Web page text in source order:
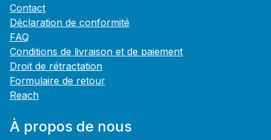
Contact
Déclaration de conformité
FAQ
Conditions de livraison et de paiement
Droit de rétractation
Formulaire de retour
Reach
À propos de nous